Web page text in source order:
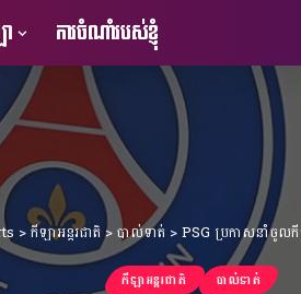
ការចំណាំរបស់ខ្ញុំ
>កីឡាអន្តរជាតិ>បាល់ទាត់>PSG ប្រកាសនាំចូល
កីឡាអន្តរជាតិ បាល់ទាត់